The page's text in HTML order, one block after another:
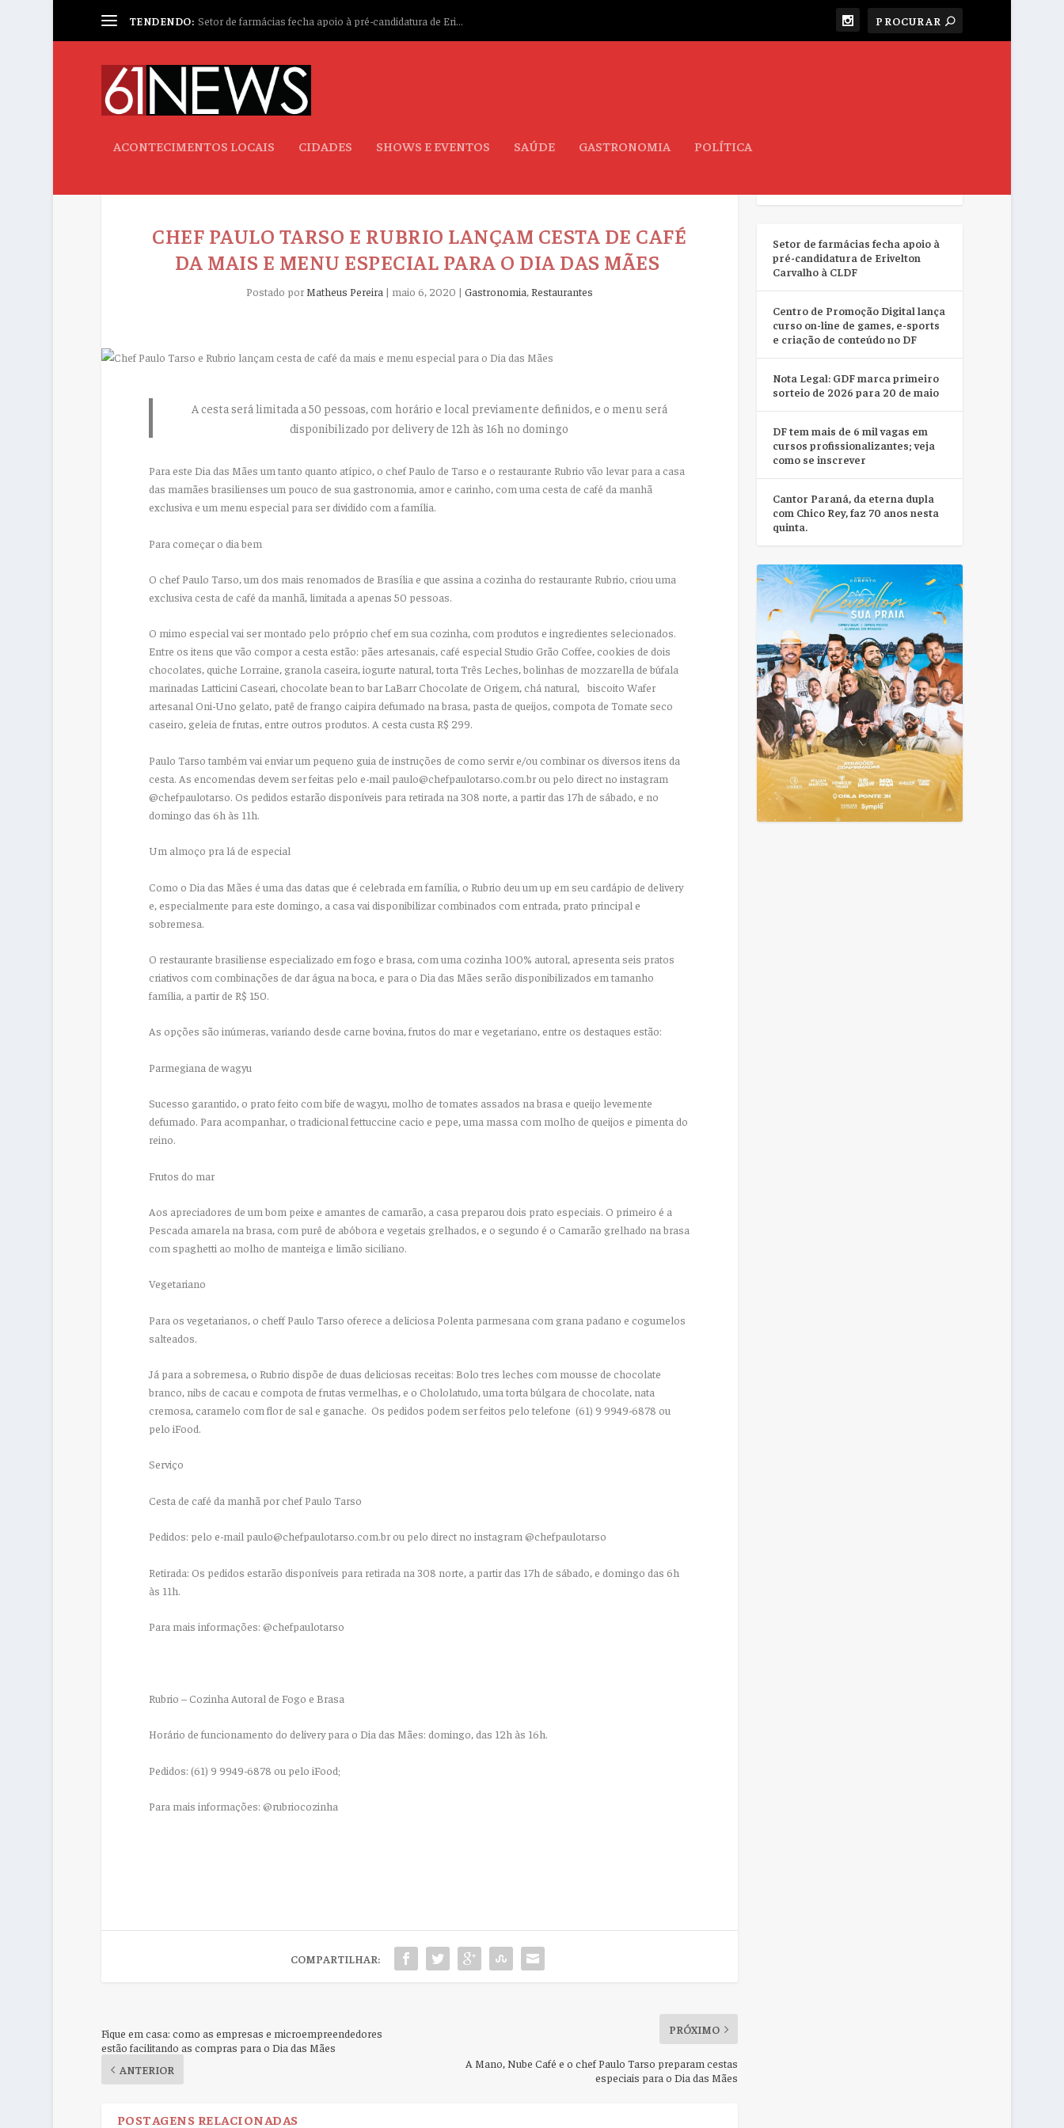
TENDENDO: Setor de farmácias fecha apoio à pré-candidatura de Eri...
ACONTECIMENTOS LOCAIS CIDADES SHOWS E EVENTOS SAÚDE GASTRONOMIA POLÍTICA
CHEF PAULO TARSO E RUBRIO LANÇAM CESTA DE CAFÉ
DA MAIS E MENU ESPECIAL PARA O DIA DAS MÃES
Postado por Matheus Pereira | maio 6, 2020 | Gastronomia,Restaurantes
A cesta será limitada a 50 pessoas, com horário e local previamente definidos, e o menu será
disponibilizado por delivery de 12h às 16h no domingo
Para este Dia das Mães um tanto quanto atípico, o chef Paulo de Tarso e o restaurante Rubrio vão levar para a casa
das mamães brasilienses um pouco de sua gastronomia, amor e carinho, com uma cesta de café da manhã
exclusiva e um menu especial para ser dividido com a família.
Para começar o dia bem
O chef Paulo Tarso, um dos mais renomados de Brasília e que assina a cozinha do restaurante Rubrio, criou uma
exclusiva cesta de café da manhã, limitada a apenas 50 pessoas.
O mimo especial vai ser montado pelo próprio chef em sua cozinha, com produtos e ingredientes selecionados.
Entre os itens que vão compor a cesta estão: pães artesanais, café especial Studio Grão Coffee, cookies de dois
chocolates, quiche Lorraine, granola caseira, iogurte natural, torta Três Leches, bolinhas de mozzarella de búfala
marinadas Latticini Caseari, chocolate bean to bar LaBarr Chocolate de Origem, chá natural,⠀biscoito Wafer
artesanal Oni-Uno gelato, patê de frango caipira defumado na brasa, pasta de queijos, compota de Tomate seco
caseiro, geleia de frutas, entre outros produtos. A cesta custa R$ 299.
Paulo Tarso também vai enviar um pequeno guia de instruções de como servir e/ou combinar os diversos itens da
cesta. As encomendas devem ser feitas pelo e-mail paulo@chefpaulotarso.com.br ou pelo direct no instagram
@chefpaulotarso. Os pedidos estarão disponíveis para retirada na 308 norte, a partir das 17h de sábado, e no
domingo das 6h às 11h.
Um almoço pra lá de especial
Como o Dia das Mães é uma das datas que é celebrada em família, o Rubrio deu um up em seu cardápio de delivery
e, especialmente para este domingo, a casa vai disponibilizar combinados com entrada, prato principal e
sobremesa.
O restaurante brasiliense especializado em fogo e brasa, com uma cozinha 100% autoral, apresenta seis pratos
criativos com combinações de dar água na boca, e para o Dia das Mães serão disponibilizados em tamanho
família, a partir de R$ 150.
As opções são inúmeras, variando desde carne bovina, frutos do mar e vegetariano, entre os destaques estão:
Parmegiana de wagyu
Sucesso garantido, o prato feito com bife de wagyu, molho de tomates assados na brasa e queijo levemente
defumado. Para acompanhar, o tradicional fettuccine cacio e pepe, uma massa com molho de queijos e pimenta do
reino.
Frutos do mar
Aos apreciadores de um bom peixe e amantes de camarão, a casa preparou dois prato especiais. O primeiro é a
Pescada amarela na brasa, com purê de abóbora e vegetais grelhados, e o segundo é o Camarão grelhado na brasa
com spaghetti ao molho de manteiga e limão siciliano.
Vegetariano
Para os vegetarianos, o cheff Paulo Tarso oferece a deliciosa Polenta parmesana com grana padano e cogumelos
salteados.
Já para a sobremesa, o Rubrio dispõe de duas deliciosas receitas: Bolo tres leches com mousse de chocolate
branco, nibs de cacau e compota de frutas vermelhas, e o Chololatudo, uma torta búlgara de chocolate, nata
cremosa, caramelo com flor de sal e ganache. Os pedidos podem ser feitos pelo telefone (61) 9 9949-6878 ou
pelo iFood.
Serviço
Cesta de café da manhã por chef Paulo Tarso
Pedidos: pelo e-mail paulo@chefpaulotarso.com.br ou pelo direct no instagram @chefpaulotarso
Retirada: Os pedidos estarão disponíveis para retirada na 308 norte, a partir das 17h de sábado, e domingo das 6h
às 11h.
Para mais informações: @chefpaulotarso
Rubrio – Cozinha Autoral de Fogo e Brasa
Horário de funcionamento do delivery para o Dia das Mães: domingo, das 12h às 16h.
Pedidos: (61) 9 9949-6878 ou pelo iFood;
Para mais informações: @rubriocozinha
COMPARTILHAR:
Fique em casa: como as empresas e microempreendedores
estão facilitando as compras para o Dia das Mães
ANTERIOR
PRÓXIMO
A Mano, Nube Café e o chef Paulo Tarso preparam cestas
especiais para o Dia das Mães
POSTAGENS RELACIONADAS
Setor de farmácias fecha apoio à
pré-candidatura de Erivelton
Carvalho à CLDF
Centro de Promoção Digital lança
curso on-line de games, e-sports
e criação de conteúdo no DF
Nota Legal: GDF marca primeiro
sorteio de 2026 para 20 de maio
DF tem mais de 6 mil vagas em
cursos profissionalizantes; veja
como se inscrever
Cantor Paraná, da eterna dupla
com Chico Rey, faz 70 anos nesta
quinta.